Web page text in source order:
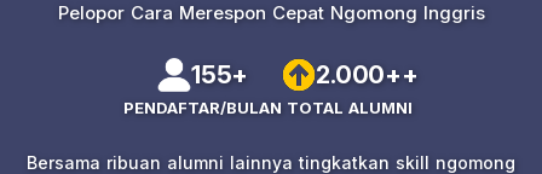
Pelopor Cara Merespon Cepat Ngomong Inggris
155+
PENDAFTAR/BULAN
2.000++
TOTAL ALUMNI
Bersama ribuan alumni lainnya tingkatkan skill ngomong